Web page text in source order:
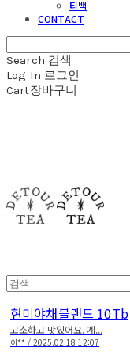
티백
CONTACT
Search 검색
Log In 로그인
Cart장바구니
현미야채블랜드 10Tb
고소하고 맛있어요. 계...
이** / 2025.02.18 12:07